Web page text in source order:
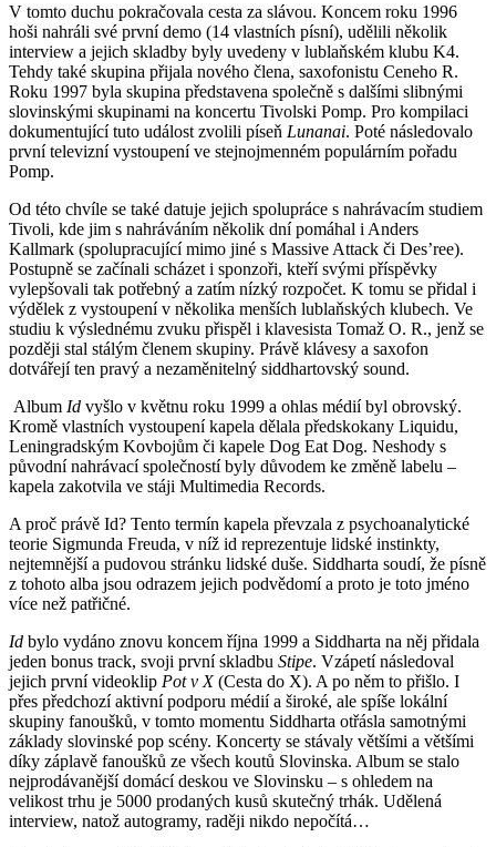
V tomto duchu pokračovala cesta za slávou. Koncem roku 1996
hoši nahráli své první demo (14 vlastních písní), udělili několik
interview a jejich skladby byly uvedeny v lublaňském klubu K4.
Tehdy také skupina přijala nového člena, saxofonistu Ceneho R.
Roku 1997 byla skupina představena společně s dalšími slibnými
slovinskými skupinami na koncertu Tivolski Pomp. Pro kompilaci
dokumentující tuto událost zvolili píseň Lunanai. Poté následovalo
první televizní vystoupení ve stejnojmenném populárním pořadu
Pomp.
Od této chvíle se také datuje jejich spolupráce s nahrávacím studiem
Tivoli, kde jim s nahráváním několik dní pomáhal i Anders
Kallmark (spolupracující mimo jiné s Massive Attack či Des’ree).
Postupně se začínali scházet i sponzoři, kteří svými příspěvky
vylepšovali tak potřebný a zatím nízký rozpočet. K tomu se přidal i
výdělek z vystoupení v několika menších lublaňských klubech. Ve
studiu k výslednému zvuku přispěl i klavesista Tomaž O. R., jenž se
později stal stálým členem skupiny. Právě klávesy a saxofon
dotvářejí ten pravý a nezaměnitelný siddhartovský sound.
Album Id vyšlo v květnu roku 1999 a ohlas médií byl obrovský.
Kromě vlastních vystoupení kapela dělala předskokany Liquidu,
Leningradským Kovbojům či kapele Dog Eat Dog. Neshody s
původní nahrávací společností byly důvodem ke změně labelu –
kapela zakotvila ve stáji Multimedia Records.
A proč právě Id? Tento termín kapela převzala z psychoanalytické
teorie Sigmunda Freuda, v níž id reprezentuje lidské instinkty,
nejtemnější a pudovou stránku lidské duše. Siddharta soudí, že písně
z tohoto alba jsou odrazem jejich podvědomí a proto je toto jméno
více než patřičné.
Id bylo vydáno znovu koncem října 1999 a Siddharta na něj přidala
jeden bonus track, svoji první skladbu Stipe. Vzápetí následoval
jejich první videoklip Pot v X(Cesta do X). A po něm to přišlo. I
přes předchozí aktivní podporu médií a široké, ale spíše lokální
skupiny fanoušků, v tomto momentu Siddharta otřásla samotnými
základy slovinské pop scény. Koncerty se stávaly většími a většími
díky záplavě fanoušků ze všech koutů Slovinska. Album se stalo
nejprodávanější domácí deskou ve Slovinsku – s ohledem na
velikost trhu je 5000 prodaných kusů skutečný trhák. Udělená
interview, natož autogramy, raději nikdo nepočítá…